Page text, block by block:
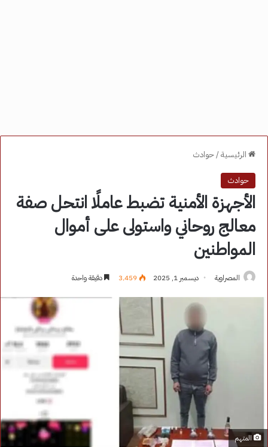
الرئيسية/حوادث
حوادث
الأجهزة الأمنية تضبط عاملًا انتحل صفة
معالج روحاني واستولى على أموال
المواطنين
المصراوية ديسمبر 1, 2025 3٬459 دقيقة واحدة
المتهم